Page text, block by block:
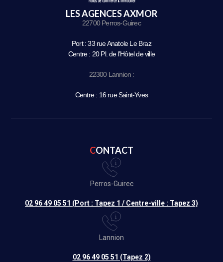
LES AGENCES AXMOR
22700 Perros-Guirec
Port : 33 rue Anatole Le Braz
Centre : 20 Pl. de l’Hôtel de ville
22300 Lannion :
Centre : 16 rue Saint-Yves
CONTACT
Perros-Guirec
02 96 49 05 51 (Port : Tapez 1 / Centre-ville : Tapez 3)
Lannion
02 96 49 05 51 (Tapez 2)